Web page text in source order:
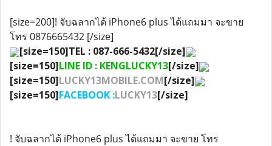
[size=200]! จับฉลากได้ iPhone6 plus ได้แถมมา จะขาย
โทร 0876665432 [/size]
[size=150]TEL : 087-666-5432[/size]
[size=150]LINE ID : KENGLUCKY13[/size]
[size=150]LUCKY13MOBILE.COM[/size]
[size=150]FACEBOOK :LUCKY13[/size]
! จับฉลากได้ iPhone6 plus ได้แถมมา จะขาย โทร